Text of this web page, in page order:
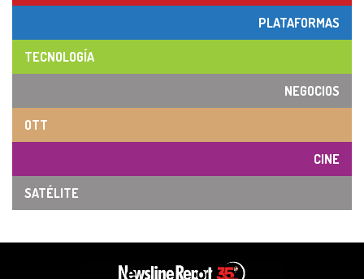
PLATAFORMAS
TECNOLOGÍA
NEGOCIOS
OTT
CINE
SATÉLITE